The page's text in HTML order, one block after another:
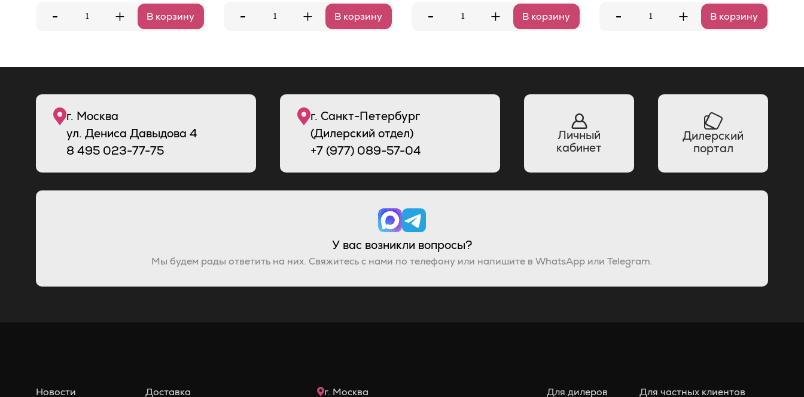
- + В корзину - + В корзину - + В корзину - + В корзину
г. Москва
ул. Дениса Давыдова 4
8 495 023-77-75
г. Санкт-Петербург
(Дилерский отдел)
+7 (977) 089-57-04
Личный
кабинет
Дилерский
портал
У вас возникли вопросы?
Мы будем рады ответить на них. Свяжитесь с нами по телефону или напишите в WhatsApp или Telegram.
Новости
Доставка
г. Москва
Для дилеров
Для частных клиентов